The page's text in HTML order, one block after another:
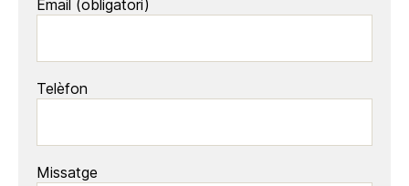
Email (obligatori)
Telèfon
Missatge